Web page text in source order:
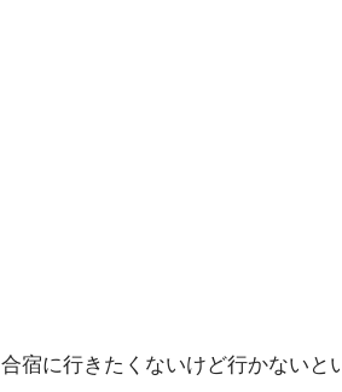
合宿に行きたくないけど行かない